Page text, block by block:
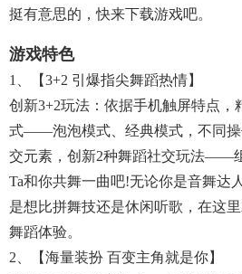
挺有意思的，快来下载游戏吧。
游戏特色
1、【3+2 引爆指尖舞蹈热情】
创新3+2玩法：依据手机触屏特点，
式——泡泡模式、经典模式，不同操
交元素，创新2种舞蹈社交玩法——
Ta和你共舞一曲吧!无论你是音舞达
是想比拼舞技还是休闲听歌，在这
舞蹈体验。
2、【海量装扮 百变主角就是你】